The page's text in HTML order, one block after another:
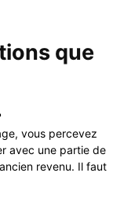
que
vous percevez
avec une partie de
revenu. Il faut